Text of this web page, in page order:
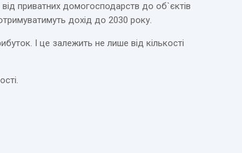
від приватних домогосподарств до об`єктів
дохід до 2030 року.
І це залежить не лише від кількості